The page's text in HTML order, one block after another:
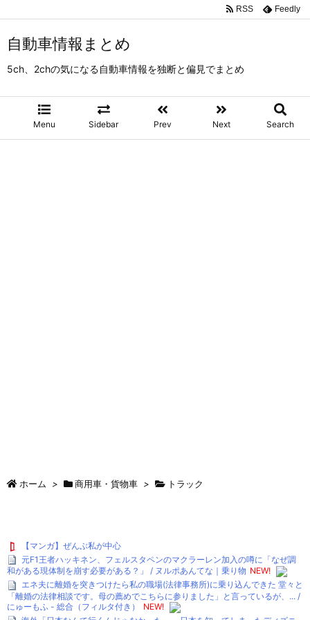
自動車情報まとめ
5ch、2chの気になる自動車情報を独断と偏見でまとめ
Menu Sidebar Prev Next Search
RSS Feedly
ホーム > 商用車・貨物車 > トラック
【マンガ】ぜんぶ私が中心
元F1王者ハッキネン、フェルスタペンのマクラーレン加入の噂に「なぜ調
和がある現体制を崩す必要がある？」 / ヌルポあんてな｜乗り物 NEW!
エネ夫に離婚を突きつけたら私の職場(法律事務所)に乗り込んできた 堂々と
「離婚の法律相談です。母の薦めでこちらに参りました」と言っているが、... /
にゅーもふ - 総合（フィルタ付き）
NEW!